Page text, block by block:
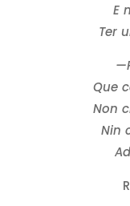
E
Ter
Que
Non
Nin